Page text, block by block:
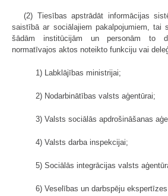
(2) Tiesības apstrādāt informācijas
saistībā ar sociālajiem pakalpojumiem, tai
šādām institūcijām un personām to
normatīvajos aktos noteikto funkciju vai
1) Labklājības ministrijai;
2) Nodarbinātības valsts aģentūrai;
3) Valsts sociālās apdrošināšanas
4) Valsts darba inspekcijai;
5) Sociālās integrācijas valsts
6) Veselības un darbspēju